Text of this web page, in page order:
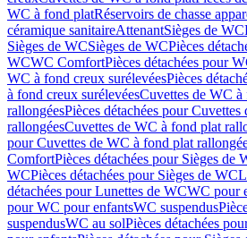
WC à fond platRéservoirs de chasse
céramique sanitaireAttenantSièges de WC
Sièges de WCSièges de WCPièces
WCWC ComfortPièces détachées pour
WC à fond creux surélevéesPièces
à fond creux surélevéesCuvettes de WC
rallongéesPièces détachées pour
rallongéesCuvettes de WC à fond plat
pour Cuvettes de WC à fond plat
ComfortPièces détachées pour Sièges de
WCPièces détachées pour Sièges de WC
détachées pour Lunettes de WCWC pour
pour WC pour enfantsWC suspendus
suspendusWC au solPièces détachées